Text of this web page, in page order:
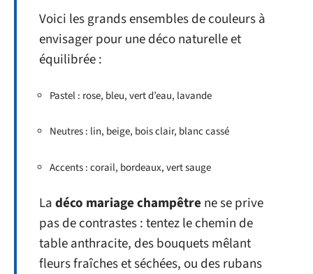
Voici les grands ensembles de couleurs à
envisager pour une déco naturelle et
équilibrée :
Pastel : rose, bleu, vert d’eau, lavande
Neutres : lin, beige, bois clair, blanc cassé
Accents : corail, bordeaux, vert sauge
Ladéco mariage champêtre ne se prive
pas de contrastes : tentez le chemin de
table anthracite, des bouquets mêlant
fleurs fraîches et séchées, ou des rubans